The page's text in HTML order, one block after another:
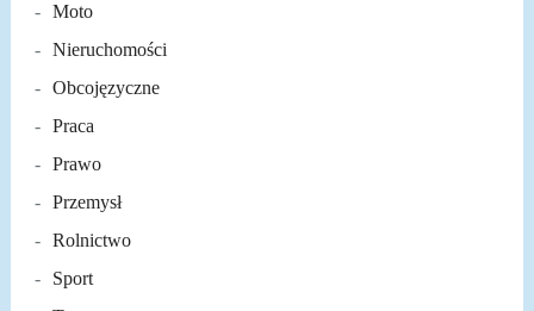
Moto
Nieruchomości
Obcojęzyczne
Praca
Prawo
Przemysł
Rolnictwo
Sport